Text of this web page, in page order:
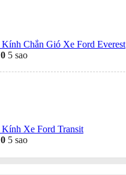
Kính Chắn Gió Xe Ford Everest
0 5 sao
Kính Xe Ford Transit
0 5 sao